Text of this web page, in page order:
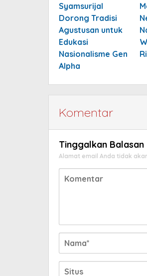
Syamsurijal
Dorong Tradisi
Agustusan untuk
Edukasi
Nasionalisme Gen
Alpha
Komentar
Tinggalkan Balasan
Alamat email Anda tidak